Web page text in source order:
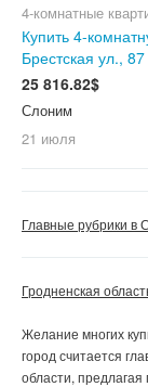
4-комнатные
Купить 4-
Брестская ул., 87
25 816.82$
Слоним
21 июля
Главные рубрики в
Гродненская
Желание многих
город считается
области, предлагая